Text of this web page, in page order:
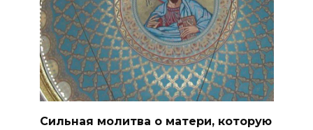
Сильная молитва о матери, которую